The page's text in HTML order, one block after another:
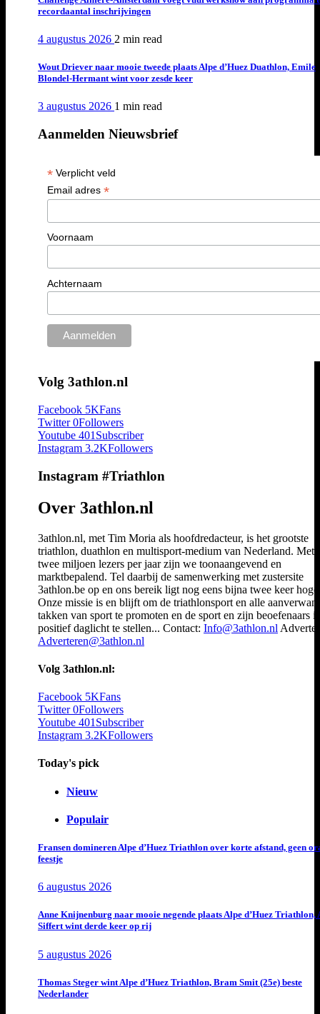
recordaantal inschrijvingen
4 augustus 2026 2 min read
Wout Driever naar mooie tweede plaats Alpe d’Huez Duathlon, Emile
Blondel-Hermant wint voor zesde keer
3 augustus 2026 1 min read
Aanmelden Nieuwsbrief
*Verplicht veld
Email adres *
Voornaam
Achternaam
Volg 3athlon.nl
Facebook 5KFans
Twitter 0Followers
Youtube 401 Subscriber
Instagram 3.2KFollowers
Instagram #Triathlon
Over 3athlon.nl
3athlon.nl, met Tim Moria als hoofdredacteur, is het grootste
triathlon, duathlon en multisport-medium van Nederland. Met
twee miljoen lezers per jaar zijn we toonaangevend en
marktbepalend. Tel daarbij de samenwerking met zustersite
3athlon.be op en ons bereik ligt nog eens bijna twee keer
Onze missie is en blijft om de triathlonsport en alle
takken van sport te promoten en de sport en zijn beoefenaars
positief daglicht te stellen... Contact: Info@3athlon.nl
Adverteren@3athlon.nl
Volg 3athlon.nl:
Facebook 5KFans
Twitter 0Followers
Youtube 401 Subscriber
Instagram 3.2KFollowers
Today's pick
Nieuw
Populair
Fransen domineren Alpe d’Huez Triathlon over korte afstand, geen
feestje
6 augustus 2026
Anne Knijnenburg naar mooie negende plaats Alpe d’Huez Triathlon,
Siffert wint derde keer op rij
5 augustus 2026
Thomas Steger wint Alpe d’Huez Triathlon, Bram Smit (25e) beste
Nederlander